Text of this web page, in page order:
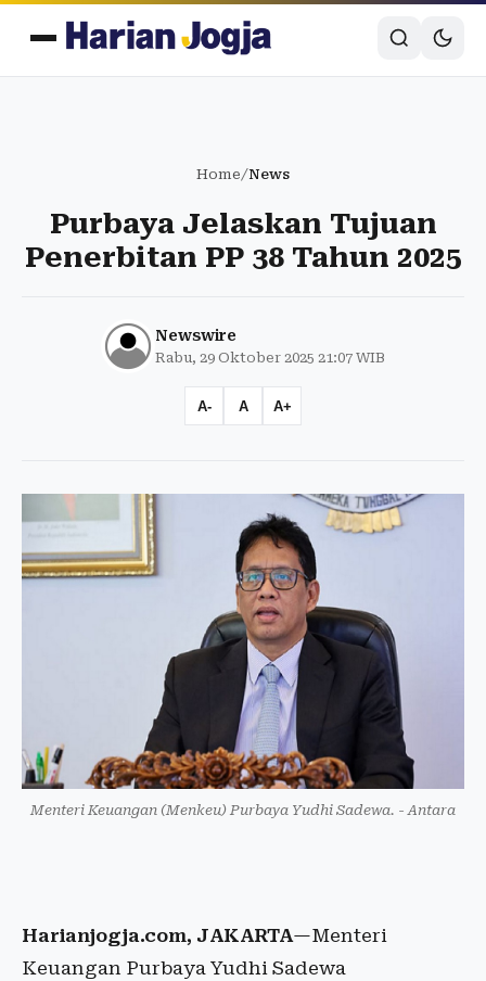
Home/News
Purbaya Jelaskan Tujuan
Penerbitan PP 38 Tahun 2025
Newswire
Rabu, 29 Oktober 2025 21:07 WIB
A- A A+
Menteri Keuangan (Menkeu) Purbaya Yudhi Sadewa. - Antara
Harianjogja.com, JAKARTA—Menteri
Keuangan Purbaya Yudhi Sadewa